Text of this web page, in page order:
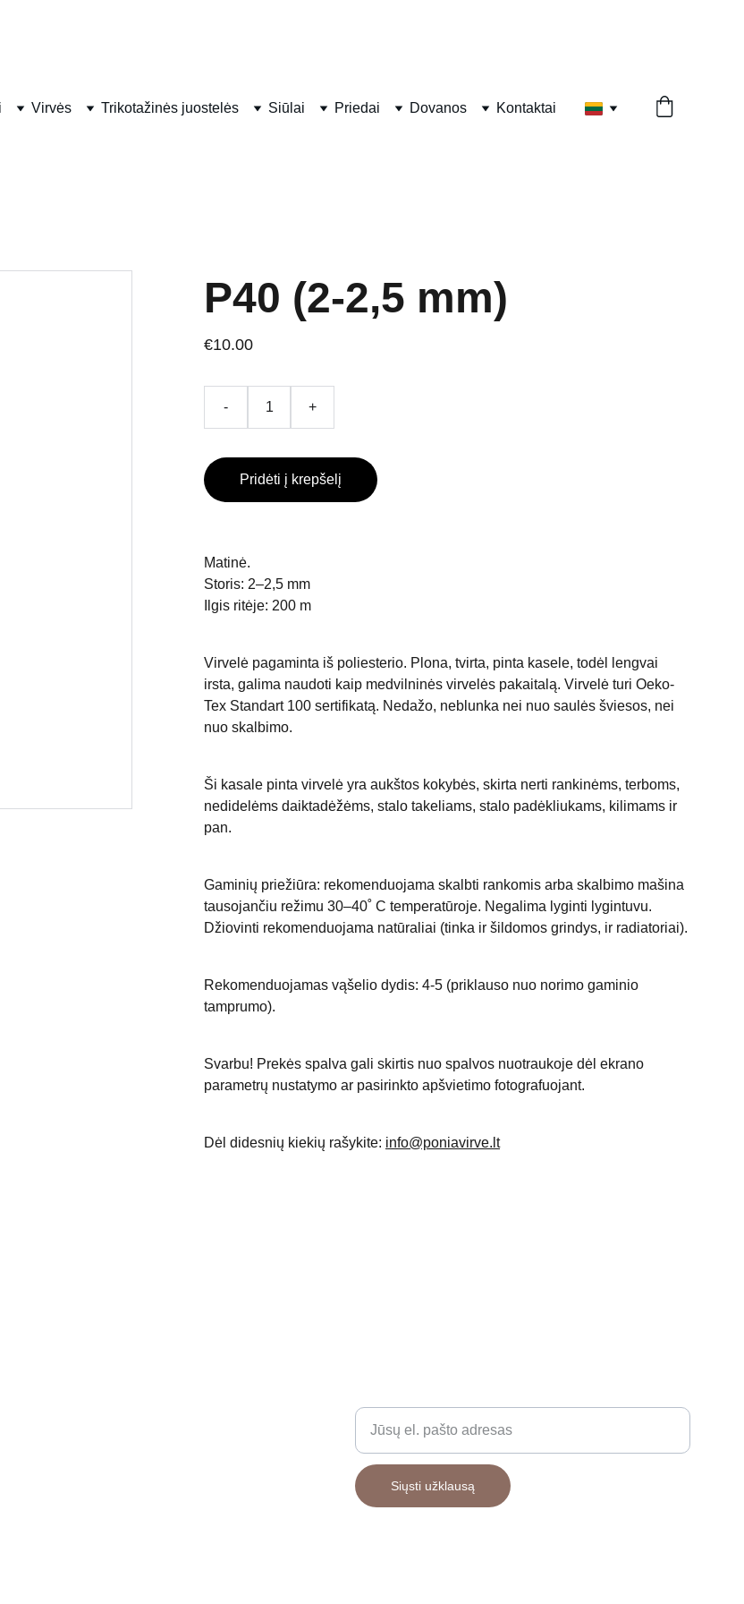
Virvės Trikotažinės juostelės Siūlai Priedai Dovanos Kontaktai
P40 (2-2,5 mm)
€10.00
- +
Pridėti į krepšelį
Matinė.
Storis: 2–2,5 mm
Ilgis ritėje: 200 m
Virvelė pagaminta iš poliesterio. Plona, tvirta, pinta kasele, todėl lengvai
irsta, galima naudoti kaip medvilninės virvelės pakaitalą. Virvelė turi Oeko-
Tex Standart 100 sertifikatą. Nedažo, neblunka nei nuo saulės šviesos, nei
nuo skalbimo.
Ši kasale pinta virvelė yra aukštos kokybės, skirta nerti rankinėms, terboms,
nedidelėms daiktadėžėms, stalo takeliams, stalo padėkliukams, kilimams ir
pan.
Gaminių priežiūra: rekomenduojama skalbti rankomis arba skalbimo mašina
tausojančiu režimu 30–40˚ C temperatūroje. Negalima lyginti lygintuvu.
Džiovinti rekomenduojama natūraliai (tinka ir šildomos grindys, ir radiatoriai).
Rekomenduojamas vąšelio dydis: 4-5 (priklauso nuo norimo gaminio
tamprumo).
Svarbu! Prekės spalva gali skirtis nuo spalvos nuotraukoje dėl ekrano
parametrų nustatymo ar pasirinkto apšvietimo fotografuojant.
Dėl didesnių kiekių rašykite: info@poniavirve.lt
Siųsti užklausą